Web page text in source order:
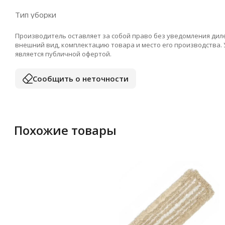
Тип уборки
Производитель оставляет за собой право без уведомления
внешний вид, комплектацию товара и место его
является публичной офертой.
Сообщить о неточности
Похожие товары